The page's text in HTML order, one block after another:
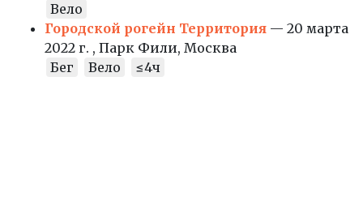
Вело
Городской рогейн Территория — 20 марта
2022 г. , Парк Фили, Москва
Бег
Вело ≤4ч